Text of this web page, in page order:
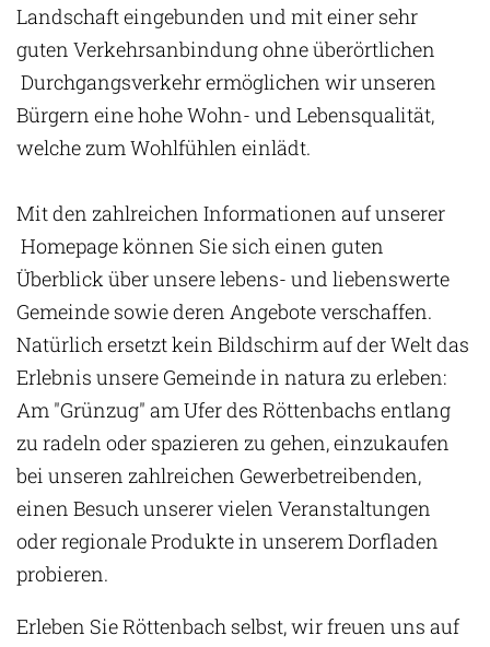
Landschaft eingebunden und mit einer sehr
guten Verkehrsanbindung ohne überörtlichen
Durchgangsverkehr ermöglichen wir unseren
Bürgern eine hohe Wohn- und Lebensqualität,
welche zum Wohlfühlen einlädt.
Mit den zahlreichen Informationen auf unserer
Homepage können Sie sich einen guten
Überblick über unsere lebens- und liebenswerte
Gemeinde sowie deren Angebote verschaffen.
Natürlich ersetzt kein Bildschirm auf der Welt das
Erlebnis unsere Gemeinde in natura zu erleben:
Am "Grünzug" am Ufer des Röttenbachs entlang
zu radeln oder spazieren zu gehen, einzukaufen
bei unseren zahlreichen Gewerbetreibenden,
einen Besuch unserer vielen Veranstaltungen
oder regionale Produkte in unserem Dorfladen
probieren.
Erleben Sie Röttenbach selbst, wir freuen uns auf